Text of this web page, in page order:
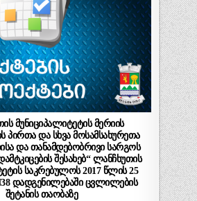
მუნიციპალიტეტის მერიის
პირთა და სხვა მოსამსახურეთა
და თანამდებობრივი სარგოს
შესახებ“ ლანჩხუთის
საკრებულოს 2017 წლის 25
დადგენილებაში ცვლილების
შეტანის თაობაზე